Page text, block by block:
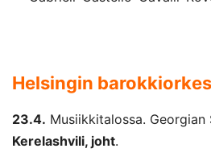
Helsingin
23.4. Musiikkitalossa. Georgian
Kerelashvili, joht.